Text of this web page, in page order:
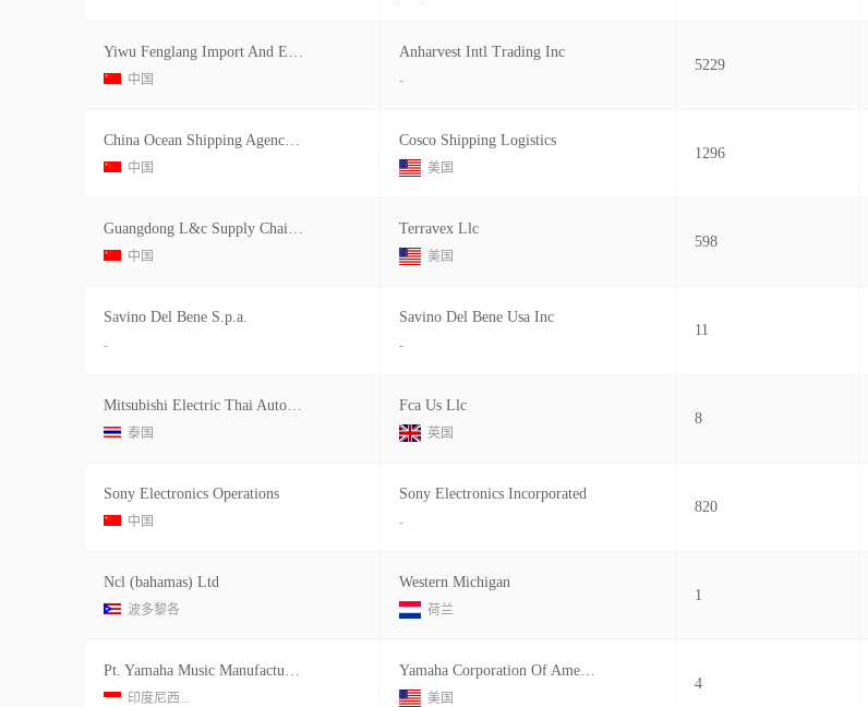
Yiwu Fenglang Import And Export Co.
中国
Anharvest Intl Trading Inc
-
5229
China Ocean Shipping Agency Company
中国
Cosco Shipping Logistics
美国
1296
Guangdong L&c Supply Chain Manageme
中国
Terravex Llc
美国
598
Savino Del Bene S.p.a.
-
Savino Del Bene Usa Inc
-
11
Mitsubishi Electric Thai Auto-parts
泰国
Fca Us Llc
英国
8
Sony Electronics Operations
中国
Sony Electronics Incorporated
-
820
Ncl (bahamas) Ltd
波多黎各
Western Michigan
荷兰
1
Pt. Yamaha Music Manufacturing Asia
印度尼西...
Yamaha Corporation Of America
美国
4